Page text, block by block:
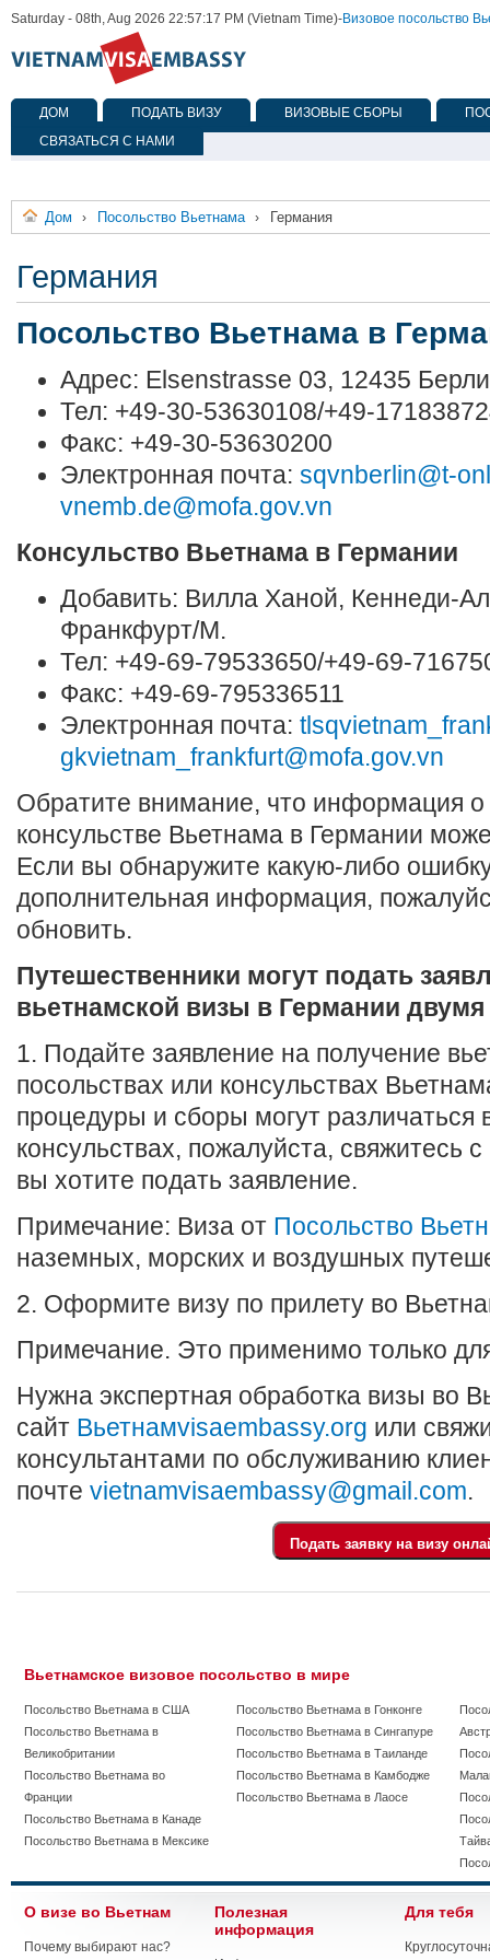
Saturday - 08th, Aug 2026 22:57:17 PM (Vietnam Time)-Визовое посольство
ДОМ ПОДАТЬ ВИЗУ ВИЗОВЫЕ СБОРЫ
СВЯЗАТЬСЯ С НАМИ
Дом › Посольство Вьетнама › Германия
Германия
Посольство Вьетнама в
Адрес: Elsenstrasse 03, 12435
Тел: +49-30-53630108/+49-
Факс: +49-30-53630200
Электронная почта: sqvnberlin@t-
vnemb.de@mofa.gov.vn
Консульство Вьетнама в Германии
Добавить: Вилла Ханой, Кеннеди-
Франкфурт/М.
Тел: +49-69-79533650/+49-69-
Факс: +49-69-795336511
Электронная почта:
gkvietnam_frankfurt@mofa.gov.vn
Обратите внимание, что информация о
консульстве Вьетнама в Германии
Если вы обнаружите какую-либо
дополнительная информация,
обновить.
Путешественники могут подать
вьетнамской визы в Германии
1. Подайте заявление на получение
посольствах или консульствах
процедуры и сборы могут различаться
консульствах, пожалуйста, свяжитесь
вы хотите подать заявление.
Примечание: Виза от Посольство
наземных, морских и воздушных
2. Оформите визу по прилету во
Примечание. Это применимо только
Нужна экспертная обработка визы во
сайт Вьетнамvisaembassy.org или
консультантами по обслуживанию
почте vietnamvisaembassy@gmail.com.
Вьетнамское визовое посольство в мире
Посольство Вьетнама в США
Посольство Вьетнама в
Великобритании
Посольство Вьетнама во
Франции
Посольство Вьетнама в Канаде
Посольство Вьетнама в Мексике
Посольство Вьетнама в Гонконге
Посольство Вьетнама в Сингапуре
Посольство Вьетнама в Таиланде
Посольство Вьетнама в Камбодже
Посольство Вьетнама в Лаосе
О визе во Вьетнам
Почему выбирают нас?
Полезная
информация
Для тебя